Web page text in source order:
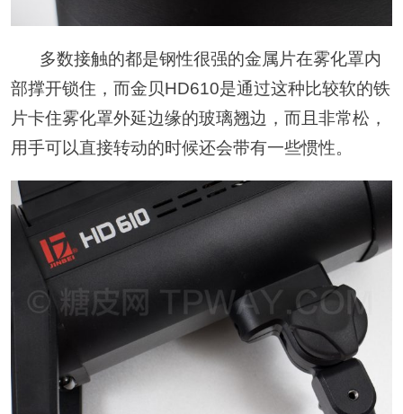
多数接触的都是钢性很强的金属片在雾化罩内
部撑开锁住，而金贝HD610是通过这种比较软的铁
片卡住雾化罩外延边缘的玻璃翘边，而且非常松，
用手可以直接转动的时候还会带有一些惯性。